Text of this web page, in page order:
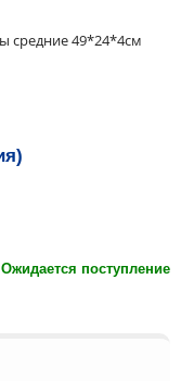
средние 49*24*4см
Ожидается поступление